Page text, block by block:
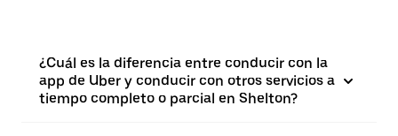
¿Cuál es la diferencia entre conducir con la
app de Uber y conducir con otros servicios a
tiempo completo o parcial en Shelton?